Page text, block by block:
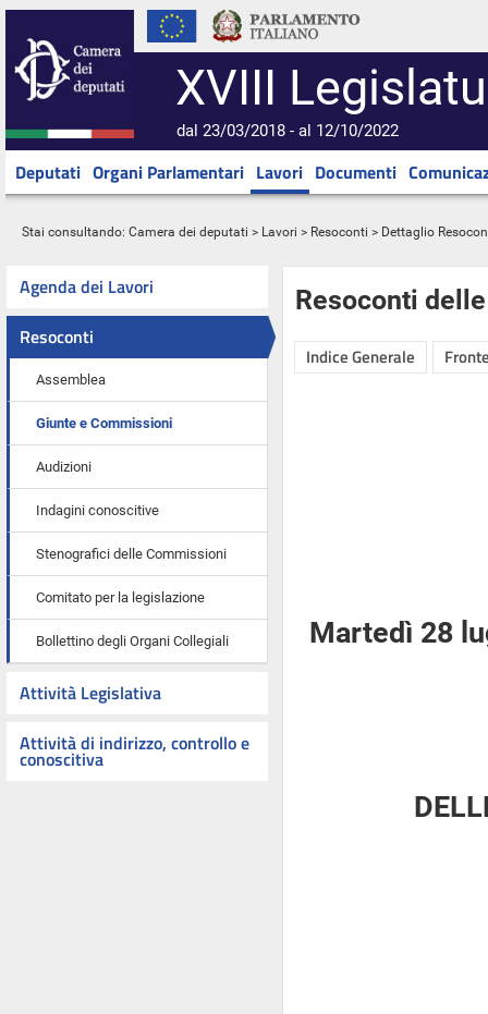
XVIII
dal 23/03/2018 - al 12/10/2022
Deputati Organi Parlamentari Lavori Documenti
Stai consultando: Camera dei deputati > Lavori > Resoconti > Dettaglio
Agenda dei Lavori
Resoconti
Assemblea
Giunte e Commissioni
Audizioni
Indagini conoscitive
Stenografici delle Commissioni
Comitato per la legislazione
Bollettino degli Organi Collegiali
Attività Legislativa
Attività di indirizzo, controllo e
conoscitiva
Resoconti
Indice Generale
Martedì 28